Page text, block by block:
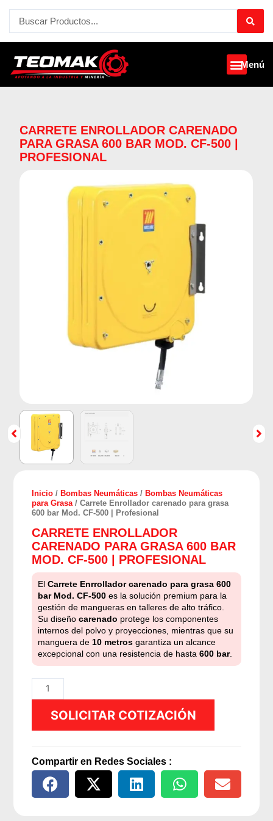
contenido
Search
...
Menú
CARRETE ENROLLADOR CARENADO
PARA GRASA 600 BAR MOD. CF-500 |
PROFESIONAL
Inicio /Bombas Neumáticas /Bombas Neumáticas
para Grasa / Carrete Enrollador carenado para grasa
600 bar Mod. CF-500 | Profesional
CARRETE ENROLLADOR
CARENADO PARA GRASA 600 BAR
MOD. CF-500 | PROFESIONAL
ElCarrete Enrrollador carenado para grasa 600
bar Mod. CF-500 es la solución premium para la
gestión de mangueras en talleres de alto tráfico.
Su diseñocarenado protege los componentes
internos del polvo y proyecciones, mientras que su
manguera de 10 metros garantiza un alcance
excepcional con una resistencia de hasta600 bar.
Carrete
Enrollador
carenado
para
600
bar
Mod.
SOLICITAR COTIZACIÓN
Compartir en Redes Sociales :